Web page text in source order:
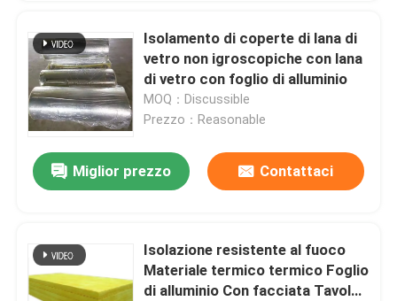
Prodotti
Isolamento di coperte di lana di
vetro non igroscopiche con lana
di vetro con foglio di alluminio
MOQ：Discussible
Prezzo：Reasonable
Miglior prezzo Contattaci
Isolazione resistente al fuoco
Materiale termico termico Foglio
di alluminio Con facciata Tavola